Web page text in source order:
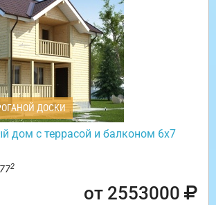
ДОСКИ
дом с террасой и балконом 6х7
2
от 2553000